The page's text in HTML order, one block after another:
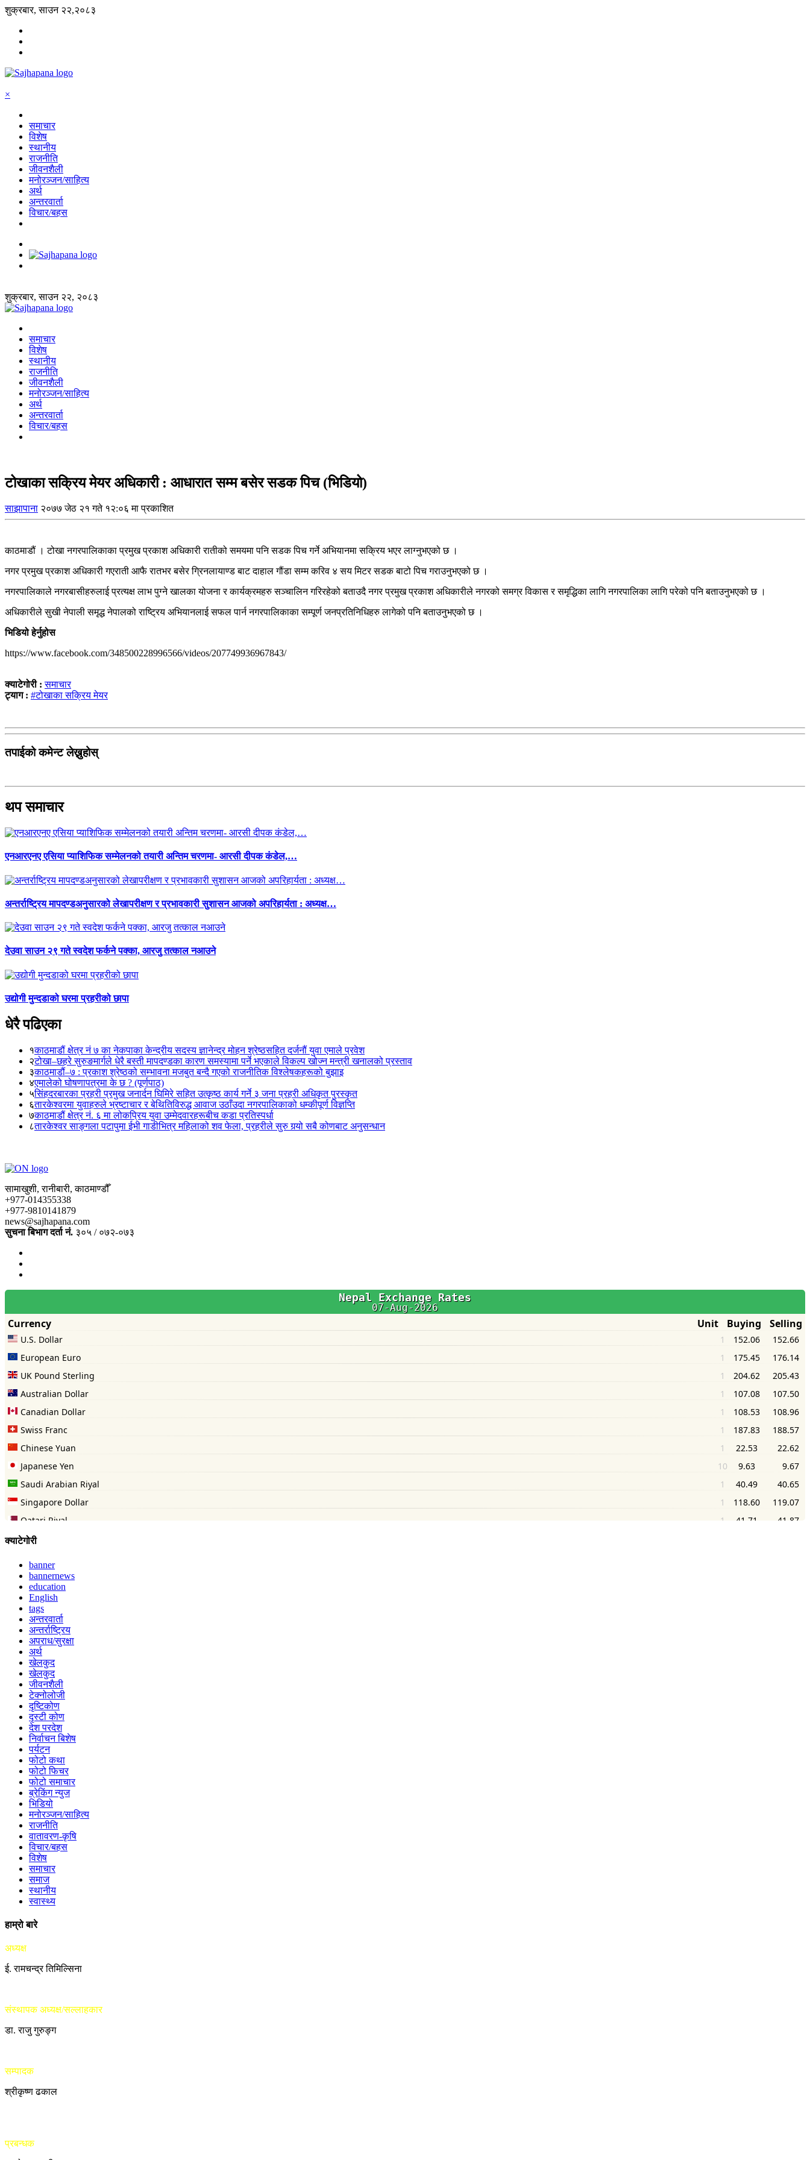
शुक्रबार, साउन २२,२०८३
×
समाचार
विशेष
स्थानीय
राजनीति
जीवनशैली
मनोरञ्जन/साहित्य
अर्थ
अन्तरवार्ता
विचार/बहस
शुक्रबार, साउन २२, २०८३
समाचार
विशेष
स्थानीय
राजनीति
जीवनशैली
मनोरञ्जन/साहित्य
अर्थ
अन्तरवार्ता
विचार/बहस
टोखाका सक्रिय मेयर अधिकारी : आधारात सम्म बसेर सडक पिच (भिडियो)
साझापाना २०७७ जेठ २१ गते १२:०६ मा प्रकाशित
काठमाडौं । टोखा नगरपालिकाका प्रमुख प्रकाश अधिकारी रातीको समयमा पनि सडक पिच गर्ने अभियानमा सक्रिय भएर लाग्नुभएको छ ।
नगर प्रमुख प्रकाश अधिकारी गएराती आफै रातभर बसेर ग्रिनलायाण्ड बाट दाहाल गौंडा सम्म करिव ४ सय मिटर सडक बाटो पिच गराउनुभएको छ ।
नगरपालिकाले नगरबासीहरुलाई प्रत्यक्ष लाभ पुग्ने खालका योजना र कार्यक्रमहरु सञ्चालिन गरिरहेको बताउदै नगर प्रमुख प्रकाश अधिकारीले नगरको समग्र विकास र समृद्धिका लागि नगरपालिका लागि परेको पनि बताउनुभएको छ ।
अधिकारीले सुखी नेपाली समृद्ध नेपालको राष्ट्रिय अभियानलाई सफल पार्न नगरपालिकाका सम्पूर्ण जनप्रतिनिधिहरु लागेको पनि बताउनुभएको छ ।
भिडियो हेर्नुहोस
https://www.facebook.com/348500228996566/videos/207749936967843/
क्याटेगोरी :समाचार
ट्याग : #टोखाका सक्रिय मेयर
तपाईको कमेन्ट लेख्नुहोस्
थप समाचार
एनआरएनए एसिया प्याशिफिक सम्मेलनको तयारी अन्तिम चरणमा- आरसी दीपक कंडेल,…
अन्तर्राष्ट्रिय मापदण्डअनुसारको लेखापरीक्षण र प्रभावकारी सुशासन आजको अपरिहार्यता : अध्यक्ष…
देउवा साउन २९ गते स्वदेश फर्कने पक्का, आरजु तत्काल नआउने
उद्योगी मुन्दडाको घरमा प्रहरीको छापा
धेरै पढिएका
१काठमाडौं क्षेत्र नं ७ का नेकपाका केन्द्रीय सदस्य ज्ञानेन्द्र मोहन श्रेष्ठसहित दर्जनौं युवा एमाले प्रवेश
२टोखा–छहरे सुरुङमार्गले धेरै बस्ती मापदण्डका कारण समस्यामा पर्ने भएकाले विकल्प खोज्न मन्त्री खनालको प्रस्ताव
३काठमाडौं–७ : प्रकाश श्रेष्ठको सम्भावना मजबुत बन्दै गएको राजनीतिक विश्लेषकहरूको बुझाइ
४एमालेको घोषणापत्रमा के छ ? (पूर्णपाठ)
५सिंहदरबारका प्रहरी प्रमुख जनार्दन घिमिरे सहित उत्कृष्ठ कार्य गर्ने ३ जना प्रहरी अधिकृत पुरस्कृत
६तारकेश्वरमा युवाहरुले भ्रष्टाचार र बेथितिविरुद्ध आवाज उठाँउदा नगरपालिकाको धम्कीपूर्ण विज्ञप्ति
७काठमाडौं क्षेत्र नं. ६ मा लोकप्रिय युवा उम्मेदवारहरूबीच कडा प्रतिस्पर्धा
८तारकेश्वर साङ्गला पटापुमा ईभी गाडीभित्र महिलाको शव फेला, प्रहरीले सुरु गर्‍यो सबै कोणबाट अनुसन्धान
सामाखुशी, रानीबारी, काठमाण्डौँ
+977-014355338
+977-9810141879
news@sajhapana.com
सुचना बिभाग दर्ता नं. ३०५ / ०७२-०७३
क्याटेगोरी
banner
bannernews
education
English
tags
अन्तरवार्ता
अन्तर्राष्ट्रिय
अपराध/सुरक्षा
अर्थ
खेलकुद
खेलकुद
जीवनशैली
टेक्नोलोजी
दृष्टिकोण
दृस्टी कोण
देश परदेश
निर्वाचन बिशेष
पर्यटन
फोटो कथा
फोटो फिचर
फोटो समाचार
ब्रेकिंग न्युज
भिडियो
मनोरञ्जन/साहित्य
राजनीति
वातावरण-कृषि
विचार/बहस
विशेष
समाचार
समाज
स्थानीय
स्वास्थ्य
हाम्रो बारे
अध्यक्ष
ई. रामचन्द्र तिमिल्सिना
संस्थापक अध्यक्ष/सल्लाहकार
डा. राजु गुरुङ्ग
सम्पादक
श्रीकृष्ण ढकाल
प्रबन्धक